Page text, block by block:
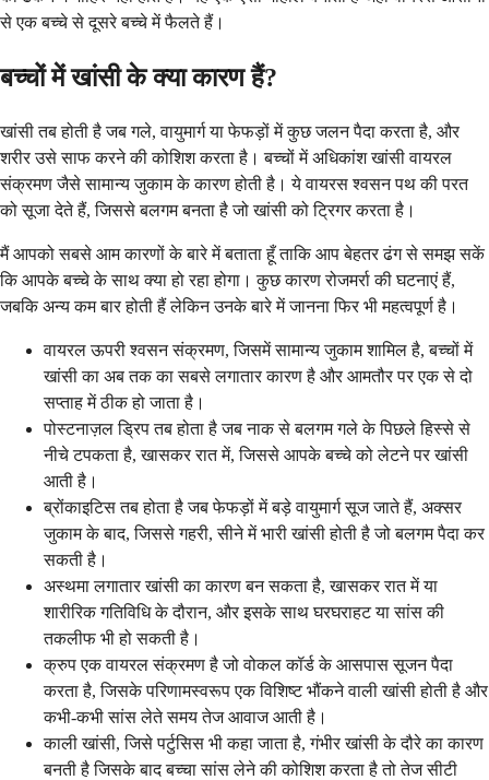
से एक बच्चे से दूसरे बच्चे में फैलते हैं।
बच्चों में खांसी के क्या कारण हैं?
खांसी तब होती है जब गले, वायुमार्ग या फेफड़ों में कुछ जलन पैदा करता है, और
शरीर उसे साफ करने की कोशिश करता है। बच्चों में अधिकांश खांसी वायरल
संक्रमण जैसे सामान्य जुकाम के कारण होती है। ये वायरस श्वसन पथ की परत
को सूजा देते हैं, जिससे बलगम बनता है जो खांसी को ट्रिगर करता है।
मैं आपको सबसे आम कारणों के बारे में बताता हूँ ताकि आप बेहतर ढंग से समझ सकें
कि आपके बच्चे के साथ क्या हो रहा होगा। कुछ कारण रोजमर्रा की घटनाएं हैं,
जबकि अन्य कम बार होती हैं लेकिन उनके बारे में जानना फिर भी महत्वपूर्ण है।
वायरल ऊपरी श्वसन संक्रमण, जिसमें सामान्य जुकाम शामिल है, बच्चों में
खांसी का अब तक का सबसे लगातार कारण है और आमतौर पर एक से दो
सप्ताह में ठीक हो जाता है।
पोस्टनाज़ल ड्रिप तब होता है जब नाक से बलगम गले के पिछले हिस्से से
नीचे टपकता है, खासकर रात में, जिससे आपके बच्चे को लेटने पर खांसी
आती है।
ब्रोंकाइटिस तब होता है जब फेफड़ों में बड़े वायुमार्ग सूज जाते हैं, अक्सर
जुकाम के बाद, जिससे गहरी, सीने में भारी खांसी होती है जो बलगम पैदा कर
सकती है।
अस्थमा लगातार खांसी का कारण बन सकता है, खासकर रात में या
शारीरिक गतिविधि के दौरान, और इसके साथ घरघराहट या सांस की
तकलीफ भी हो सकती है।
क्रुप एक वायरल संक्रमण है जो वोकल कॉर्ड के आसपास सूजन पैदा
करता है, जिसके परिणामस्वरूप एक विशिष्ट भौंकने वाली खांसी होती है और
कभी-कभी सांस लेते समय तेज आवाज आती है।
काली खांसी, जिसे पर्टुसिस भी कहा जाता है, गंभीर खांसी के दौरे का कारण
बनती है जिसके बाद बच्चा सांस लेने की कोशिश करता है तो तेज सीटी